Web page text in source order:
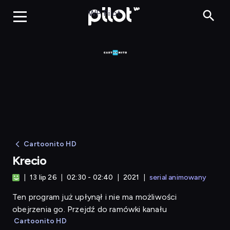
WP Pilot
Cartoonito HD
Krecio
13 lip 26 02:30 - 02:40 2021 serial animowany
Ten program już upłynął i nie ma możliwości
obejrzenia go. Przejdź do ramówki kanału
Cartoonito HD